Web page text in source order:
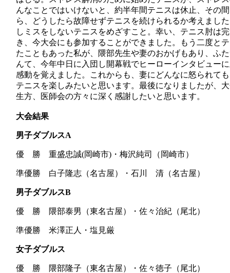
んなことではいけないと、約半年間テニスは休止、その
ら、どうしたら故障せずテニスを続けられるか考えまし
しミスをしないテニスをめざすこと。幸い、テニス肘は
き、今大会にも参加することができました。もう二度と
たこともあった私が、隈部先生や妻のおかげもあり、ふ
んて、今年中日に入団し開幕戦でヒーローインタビュー
感動を覚えました。これからも、妻にどんなに怒られて
テニスを楽しみたいと思います。最後になりましたが、
生方、医師会の方々に深く感謝したいと思います。
大会結果
男子ダブルスA
優 勝 重盛忠誠(岡崎市)・梅沢純司（岡崎市）
準優勝 白子隆志（名古屋）・石川 清（名古屋）
男子ダブルスB
優 勝 隈部泰男（東名古屋）・佐々治紀（尾北）
準優勝 米澤正人・塩見厳
女子ダブルス
優 勝 隈部隆子（東名古屋）・佐々徳子（尾北）